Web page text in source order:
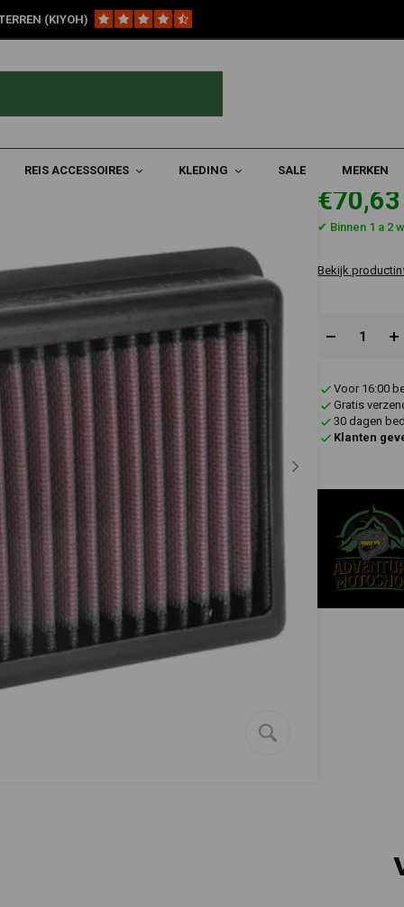
(KIYOH)
REIS ACCESSOIRES KLEDING SALE MERKEN
| BMW F750GS/40 Years GS Edition/F850GS/40 Years GS Edition/
GS Edition/F850GS/40 Years GS
€70,63
✔ Binnen 1 a 2
Bekijk
Voor 16:00
Gratis
30 dagen
Klanten